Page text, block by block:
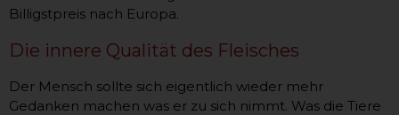
Billigstpreis nach Europa.
Die innere Qualität des Fleisches
Der Mensch sollte sich eigentlich wieder mehr
Gedanken machen was er zu sich nimmt. Was die Tiere